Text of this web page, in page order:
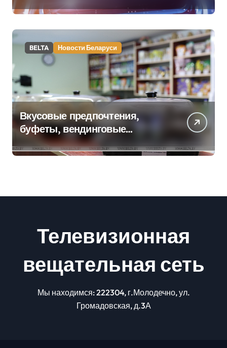
BELTA Новости Беларуси
Вкусовые предпочтения,
буфеты, вендинговые
аппараты. Минобразования об
изменениях в школьном
Телевизионная
вещательная сеть
Мы находимся: 222304, г.Молодечно, ул.
Громадовская, д.3А